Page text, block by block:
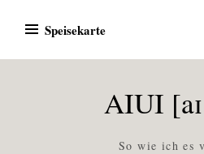
Inhalt
springen
Speisekarte
AIUI
So wie ich es